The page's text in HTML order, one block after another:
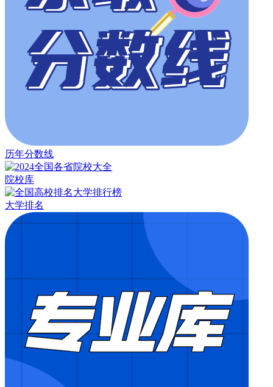
历年分数线
院校库
大学排名